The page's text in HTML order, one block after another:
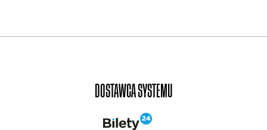
DOSTAWCA SYSTEMU